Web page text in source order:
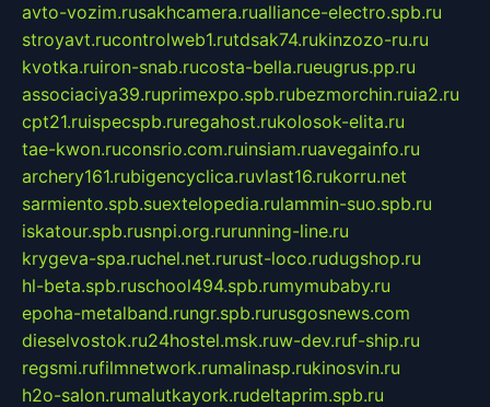
avto-vozim.rusakhcamera.rualliance-electro.spb.ru
stroyavt.rucontrolweb1.rutdsak74.rukinzozo-ru.ru
kvotka.ruiron-snab.rucosta-bella.rueugrus.pp.ru
associaciya39.ruprimexpo.spb.rubezmorchin.ruia2.ru
cpt21.ruispecspb.ruregahost.rukolosok-elita.ru
tae-kwon.ruconsrio.com.ruinsiam.ruavegainfo.ru
archery161.rubigencyclica.ruvlast16.rukorru.net
sarmiento.spb.suextelopedia.rulammin-suo.spb.ru
iskatour.spb.rusnpi.org.rurunning-line.ru
krygeva-spa.ruchel.net.rurust-loco.rudugshop.ru
hl-beta.spb.ruschool494.spb.rumymubaby.ru
epoha-metalband.rungr.spb.rurusgosnews.com
dieselvostok.ru24hostel.msk.ruw-dev.ruf-ship.ru
regsmi.rufilmnetwork.rumalinasp.rukinosvin.ru
h2o-salon.rumalutkayork.rudeltaprim.spb.ru